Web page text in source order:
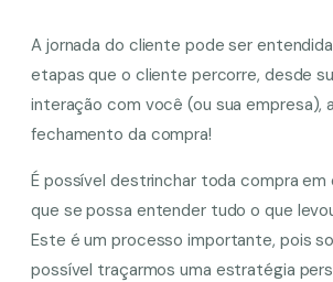
A jornada do cliente pode ser
etapas que o cliente percorre, desde
interação com você (ou sua empresa),
fechamento da compra!
É possível destrinchar toda compra
que se possa entender tudo o que
Este é um processo importante, pois
possível traçarmos uma estratégia